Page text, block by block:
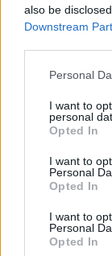
also be
Downstream
Please note
not limited to
grant or deny
use your data
consent section.
Personal
I want to
personal
Opted In
I want to
Personal
Opted In
I want to
Personal
Opted In
This
modal
window.
The
the server